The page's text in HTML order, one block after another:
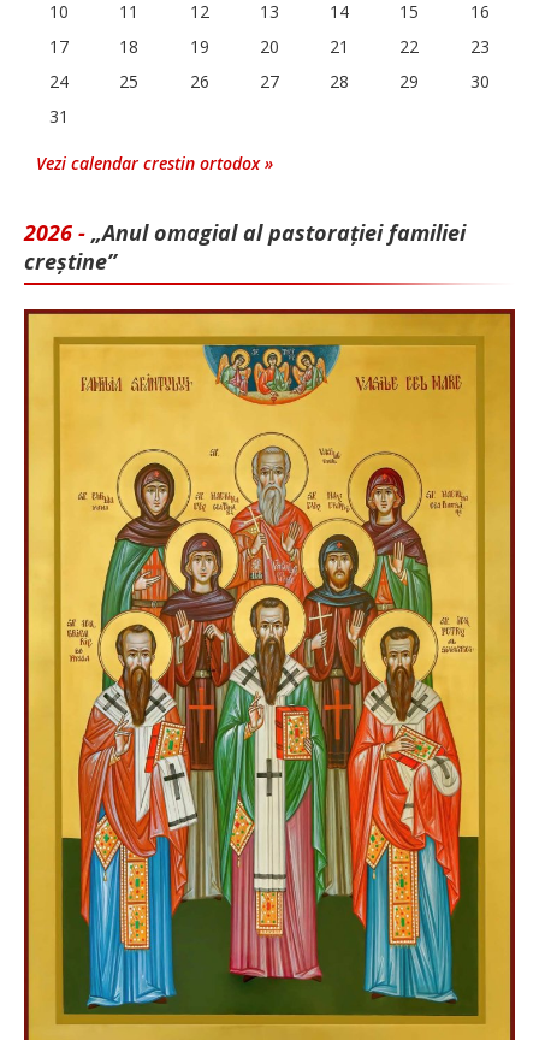
10 11 12 13 14 15
16
17
18 19 20 21 22
23
24
25 26 27 28 29
30
31
Vezi calendar crestin ortodox »
2026 - „Anul omagial al pastorației familiei
creștine”